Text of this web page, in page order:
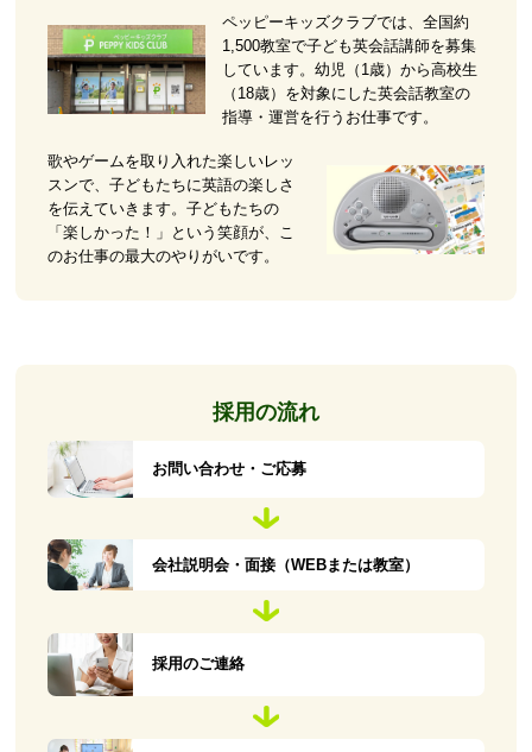
ペッピーキッズクラブでは、全国約
1,500教室で子ども英会話講師を募集
しています。幼児（1歳）から高校生
（18歳）を対象にした英会話教室の
指導・運営を行うお仕事です。
歌やゲームを取り入れた楽しいレッ
スンで、子どもたちに英語の楽しさ
を伝えていきます。子どもたちの
「楽しかった！」という笑顔が、こ
のお仕事の最大のやりがいです。
採用の流れ
お問い合わせ・ご応募
会社説明会・面接（WEBまたは教室）
採用のご連絡